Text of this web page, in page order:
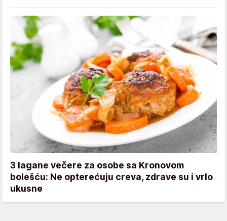
3 lagane večere za osobe sa Kronovom
bolešću: Ne opterećuju creva, zdrave su i vrlo
ukusne